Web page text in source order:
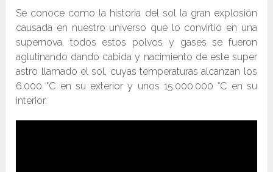
Se conoce como la historia del sol la gran explosión
causada en nuestro universo que lo convirtió en una
supernova, todos estos polvos y gases se fueron
aglutinando dando cabida y nacimiento de este super
astro llamado el sol, cuyas temperaturas alcanzan los
6.000 °C en su exterior y unos 15.000.000 °C en su
interior.